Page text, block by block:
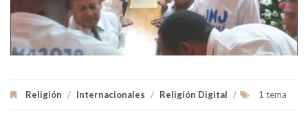
Religión / Internacionales / Religión Digital / 1 tema